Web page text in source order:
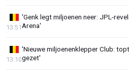
'Genk legt miljoenen neer: JPL-
Arena'
13:51
'Nieuwe miljoenenklepper Club:
gezet'
13:10